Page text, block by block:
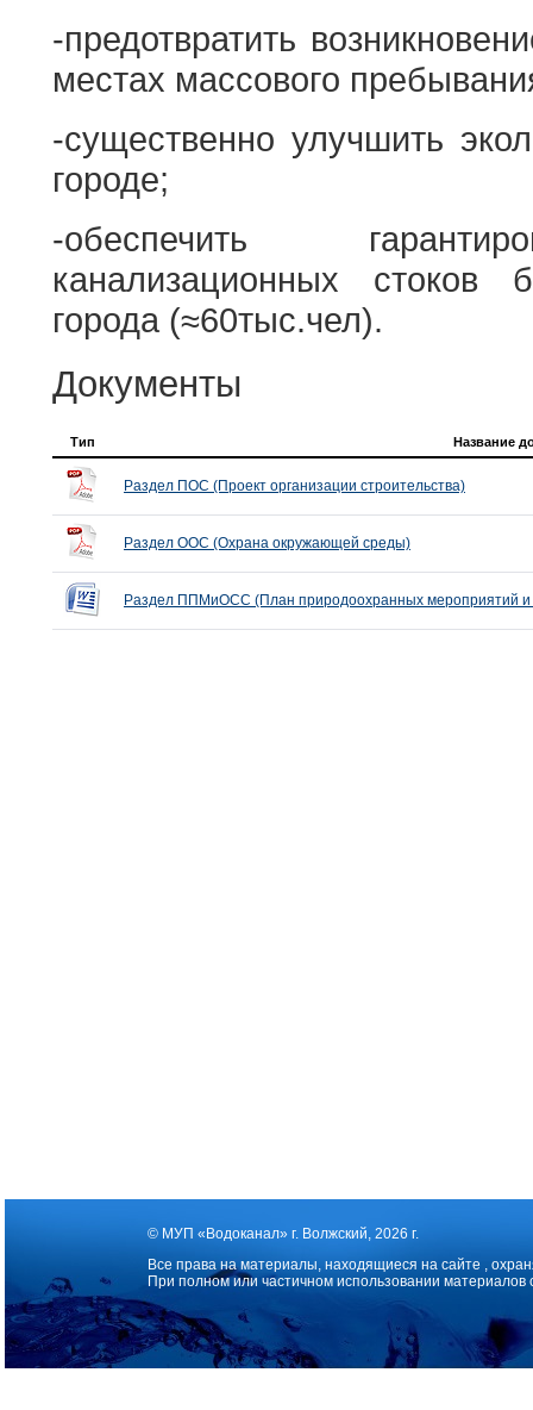
-предотвратить
местах массового
-существенно улучшить
городе;
-обеспечить
канализационных стоков
города (≈60тыс.чел).
Документы
Тип Название
Раздел ПОС (Проект организации строительства)
Раздел ООС (Охрана окружающей среды)
Раздел ППМиОСС (План природоохранных мероприятий и
© МУП «Водоканал» г. Волжский, 2026 г.
Все права на материалы, находящиеся на сайте ,
При полном или частичном использовании материалов